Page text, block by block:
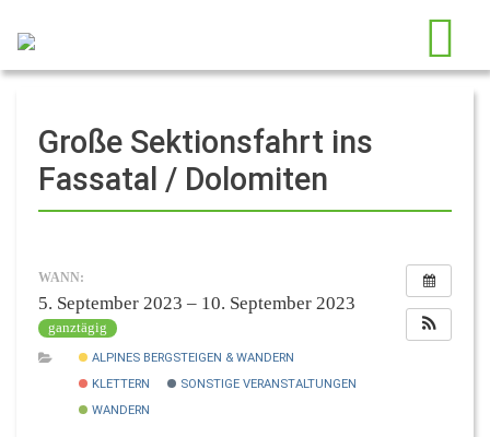
Große Sektionsfahrt ins
Fassatal / Dolomiten
WANN:
5. September 2023 – 10. September 2023
ganztägig
ALPINES BERGSTEIGEN & WANDERN
KLETTERN
SONSTIGE VERANSTALTUNGEN
WANDERN